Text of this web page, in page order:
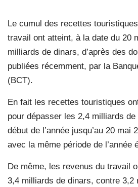
Le cumul des recettes
travail ont atteint, à la date du 20
milliards de dinars, d’après des
publiées récemment, par la
(BCT).
En fait les recettes touristiques
pour dépasser les 2,4 milliards
début de l’année jusqu’au 20 mai
avec la même période de l’année
De même, les revenus du travail
3,4 milliards de dinars, contre 3,2